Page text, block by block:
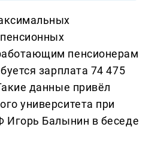
пенсионерам
зарплата 74 475
данные привёл
университета при
Игорь Балынин в беседе